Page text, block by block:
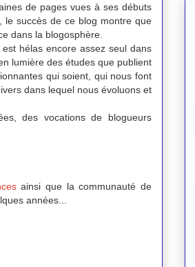
de pages vues à ses débuts
le succès de ce blog montre que
dans la blogosphère.
hélas encore assez seul dans
lumière des études que publient
qui soient, qui nous font
dans lequel nous évoluons et
des vocations de blogueurs
ainsi que la communauté de
années...